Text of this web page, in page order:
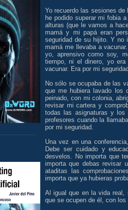
Yo recuerdo las sesiones
he podido superar mi fobia
alturas (que le vamos a
mamá y mi papá eran
seguridad de su hijito. Y no
mamá me llevaba a
yo, aprensivo como soy,
tiempo, ni el dinero, yo
vacunar. Era por mi seguridad.
No sólo se ocupaba de las
que me hubiera lavado los
peinado, con mi colonia,
revisar mi cartera y
todas las asignaturas y los
profesores cuando la
por mi seguridad.
Una vez en una
Debe ser cuidado y
desvelos. No importa que
importa que debas revisar
ataditas las
importa que ya hubieras
Al igual que en la vida real,
que se ocupen de él, con